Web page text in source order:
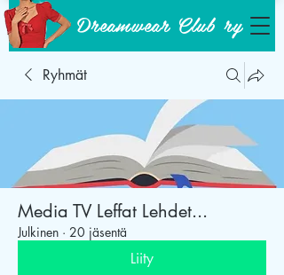
Dreamwear Club ry
Ryhmät
Media TV Leffat Lehdet...
Julkinen · 20 jäsentä
Liity